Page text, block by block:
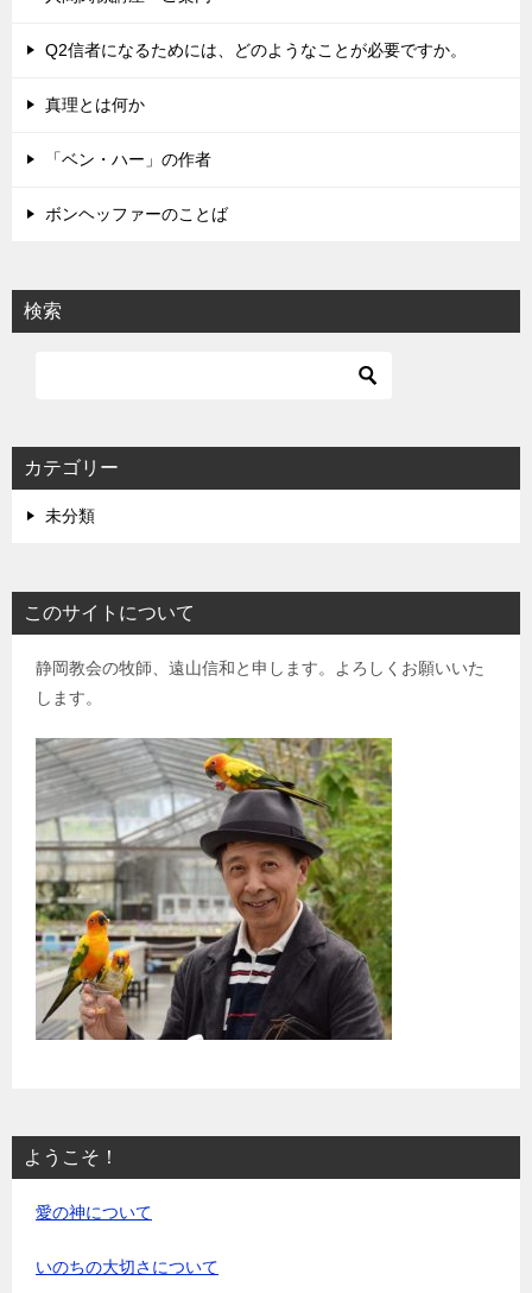
ー
シ Q2信者になるためには、どのようなことが必要ですか。
真理とは何か
「ベン・ハー」の作者
ボンヘッファーのことば
検索
カテゴリー
未分類
このサイトについて
静岡教会の牧師、遠山信和と申します。よろしくお願いいた
します。
ようこそ！
愛の神について
いのちの大切さについて